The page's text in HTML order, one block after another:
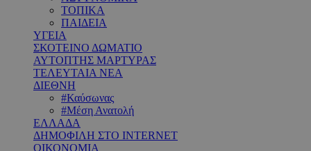
ΤΟΠΙΚΑ
ΠΑΙΔΕΙΑ
ΥΓΕΙΑ
ΣΚΟΤΕΙΝΟ ΔΩΜΑΤΙΟ
ΑΥΤΟΠΤΗΣ ΜΑΡΤΥΡΑΣ
ΤΕΛΕΥΤΑΙΑ ΝΕΑ
ΔΙΕΘΝΗ
#Καύσωνας
#Μέση Ανατολή
ΕΛΛΑΔΑ
ΔΗΜΟΦΙΛΗ ΣΤΟ INTERNET
ΟΙΚΟΝΟΜΙΑ